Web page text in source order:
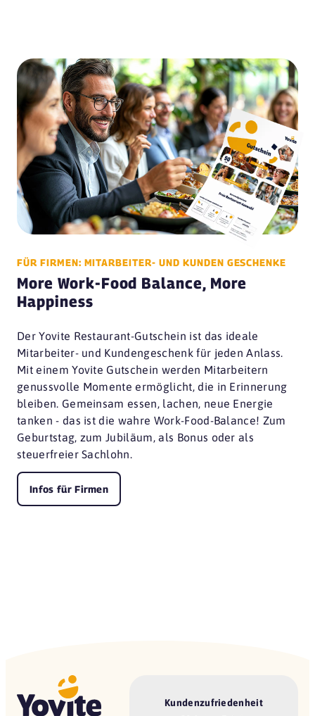
FÜR FIRMEN: MITARBEITER- UND KUNDEN GESCHENKE
More Work-Food Balance, More
Happiness
Der Yovite Restaurant-Gutschein ist das ideale
Mitarbeiter- und Kundengeschenk für jeden Anlass.
Mit einem Yovite Gutschein werden Mitarbeitern
genussvolle Momente ermöglicht, die in Erinnerung
bleiben. Gemeinsam essen, lachen, neue Energie
tanken - das ist die wahre Work-Food-Balance! Zum
Geburtstag, zum Jubiläum, als Bonus oder als
steuerfreier Sachlohn.
Infos für Firmen
Kundenzufriedenheit